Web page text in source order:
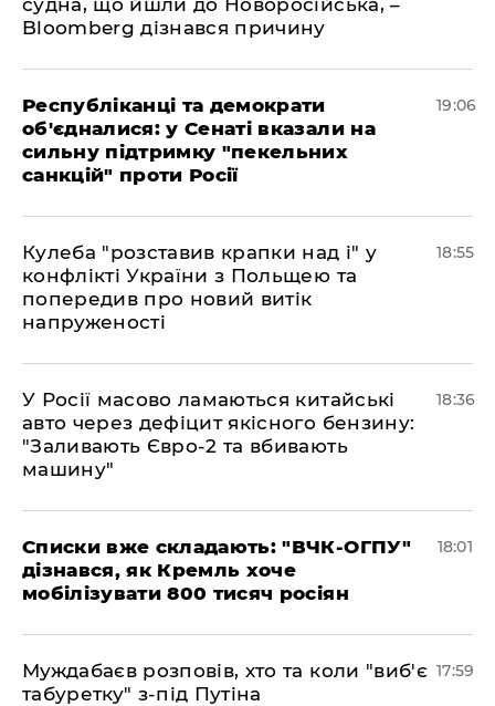
Bloomberg дізнався причину
Республіканці та демократи
об'єдналися: у Сенаті вказали на
сильну підтримку "пекельних
санкцій" проти Росії
19:06
Кулеба "розставив крапки над і" у
конфлікті України з Польщею та
попередив про новий витік
напруженості
18:55
У Росії масово ламаються китайські
авто через дефіцит якісного бензину:
"Заливають Євро-2 та вбивають
машину"
18:36
Списки вже складають: "ВЧК-ОГПУ"
дізнався, як Кремль хоче
мобілізувати 800 тисяч росіян
18:01
Муждабаєв розповів, хто та коли "виб'є
табуретку" з-під Путіна
17:59